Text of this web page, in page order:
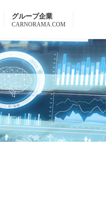
グループ企業
CARNORAMA.COM